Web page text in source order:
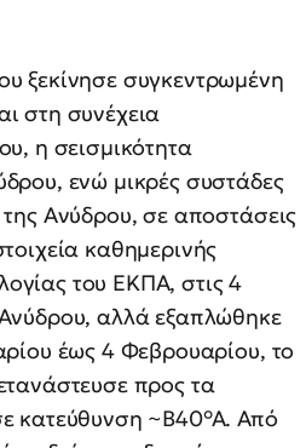
ξεκίνησε συγκεντρωμένη
στη συνέχεια
η σεισμικότητα
ενώ μικρές συστάδες
Ανύδρου, σε αποστάσεις
καθημερινής
του ΕΚΠΑ, στις 4
αλλά εξαπλώθηκε
έως 4 Φεβρουαρίου, το
προς τα
κατεύθυνση ~Β40°Α. Από